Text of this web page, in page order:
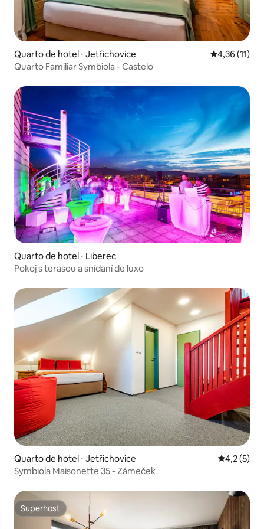
Quarto de hotel ⋅ Jetřichovice 4,36 de uma
4,36 (11)
Quarto Familiar Symbiola - Castelo
Quarto de hotel ⋅ Liberec
Pokoj s terasou a snídaní de luxo
Quarto de hotel ⋅ Jetřichovice 4,2 de
4,2 (5)
Symbiola Maisonette 35 - Zámeček
Superhost
Superhost